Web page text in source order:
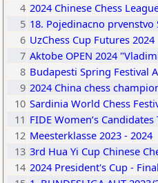
4 2024 Chinese Chess
5 18. Pojedinacno prvenstvo
6 UzChess Cup Futures 2024
7 Aktobe OPEN 2024
8 Budapesti Spring Festival A
9 2024 China chess
10 Sardinia World Chess
11 FIDE Women’s
12 Meesterklasse 2023 - 2024
13 3rd Hua Yi Cup Chinese
14 2024 President's Cup -